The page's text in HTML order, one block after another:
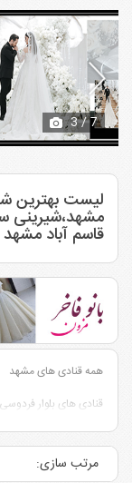
3/ 7
لیست بهترین
مشهد،شیرینی
قاسم آباد مشهد
همه قنادی های مشهد
قنادی های بلوار
قنادی های وکیل آباد
قنادی های بلوار
مرتب سازی: